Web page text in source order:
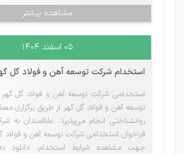
مشاهده بیشتر
۰۵ اسفند ۱۴۰۴
استخدام شرکت توسعه آهن و فولاد گل
استخدامی شرکت توسعه آهن و فولاد گل
توسعه آهن و فولاد گل گهر از طریق برگزاری
روانشناختی انجام می‌پذیرد. علاقمندان به
فراخوان استخدامی شرکت توسعه آهن و فولاد
جهت مشاهده شرایط استخدام، دانلود